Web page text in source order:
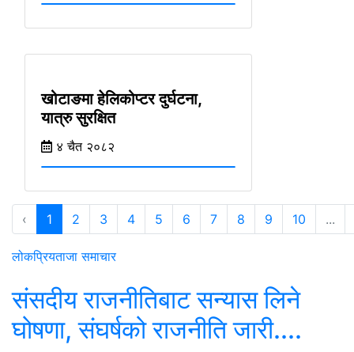
खोटाङमा हेलिकोप्टर दुर्घटना,
यात्रु सुरक्षित
४ चैत २०८२
‹ 1 2 3 4 5 6 7 8 9 10 ...
लोकप्रियताजा समाचार
संसदीय राजनीतिबाट सन्यास लिने
घोषणा, संघर्षको राजनीति जारी....